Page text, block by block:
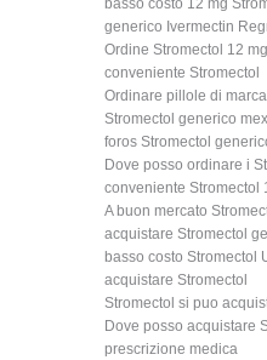
basso costo 12 mg
generico Ivermectin
Ordine Stromectol 12
conveniente Stromectol
Ordinare pillole di
Stromectol generico
foros Stromectol
Dove posso ordinare i
conveniente Stromectol
A buon mercato
acquistare Stromectol
basso costo Stromectol
acquistare Stromectol
Stromectol si puo
Dove posso acquistare
prescrizione medica